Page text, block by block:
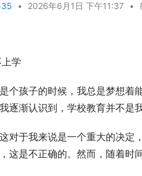
• 2026年6月1日 下午11:37 •
学
个孩子的时候，我总是梦想着
逐渐认识到，学校教育并不是
对于我来说是一个重大的决定
这是不正确的。然而，随着时